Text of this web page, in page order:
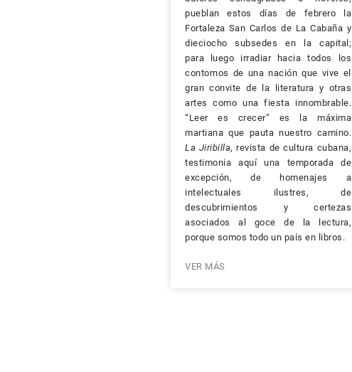
pueblan estos días de febrero la
Fortaleza San Carlos de La Cabaña y
dieciocho subsedes en la capital;
para luego irradiar hacia todos los
contornos de una nación que vive el
gran convite de la literatura y otras
artes como una fiesta innombrable.
“Leer es crecer” es la máxima
martiana que pauta nuestro camino.
La Jiribilla, revista de cultura cubana,
testimonia aquí una temporada de
excepción, de homenajes a
intelectuales ilustres, de
descubrimientos y certezas
asociados al goce de la lectura,
porque somos todo un país en libros.
VER MÁS